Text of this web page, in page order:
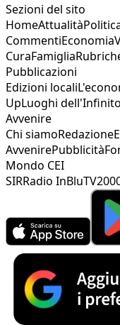
Sezioni del sito
HomeAttualità
CommentiEconomia
CuraFamiglia
Pubblicazioni
Edizioni locali
UpLuoghi dell'Infinito
Avvenire
Chi siamoRedazione
AvvenirePubblicità
Mondo CEI
SIRRadio InBlu